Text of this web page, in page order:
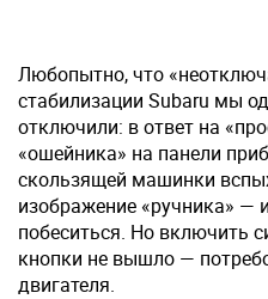
Любопытно, что
стабилизации Subaru мы
отключили: в ответ на
«ошейника» на панели
скользящей машинки
изображение «ручника» —
побеситься. Но включить
кнопки не вышло —
двигателя.